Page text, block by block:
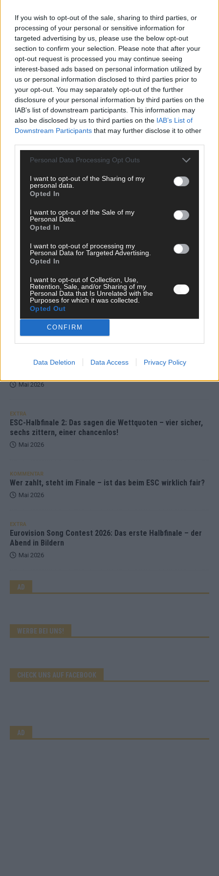
If you wish to opt-out of the sale, sharing to third parties, or
processing of your personal or sensitive information for
targeted advertising by us, please use the below opt-out
section to confirm your selection. Please note that after your
opt-out request is processed you may continue seeing
interest-based ads based on personal information utilized by
us or personal information disclosed to third parties prior to
your opt-out. You may separately opt-out of the further
disclosure of your personal information by third parties on the
IAB’s list of downstream participants. This information may
also be disclosed by us to third parties on the IAB’s List of
Downstream Participants that may further disclose it to other
Personal Data Processing Opt Outs
I want to opt-out of the Sharing of my
personal data.
Opted In
I want to opt-out of the Sale of my
Personal Data.
Opted In
I want to opt-out of processing my
Personal Data for Targeted Advertising.
Opted In
I want to opt-out of Collection, Use,
Retention, Sale, and/or Sharing of my
Personal Data that Is Unrelated with the
Purposes for which it was collected.
Opted Out
CONFIRM
Data Deletion Data Access Privacy Policy
brandheiße Nachrichten, coole Tipps, spannende Hintergründe
oder crazy Trends – wir checken alles für euch, filtern das
Wichtigste raus und bringen’s auf den Punkt.
TOP STORIES
Monaco, Sallys Café, Westernbrauerei – der
Europa-Park 2026 macht vieles neu
EXTRA
Juni 2026
unser Kommentar zum ESC 2026
KOMMENTAR
Mai 2026
KOMMENTAR
ESC-Finale morgen: Finnland Favorit, Australien
aufgestiegen – alle 25 Acts im Kurzcheck
JJ hat den Abend gerettet – der Rest des ESC-Halbfinales
Mai 2026
EXTRA
ESC-Halbfinale 2: Das sagen die Wettquoten – vier sicher,
sechs zittern, einer chancenlos!
Mai 2026
KOMMENTAR
Wer zahlt, steht im Finale – ist das beim ESC wirklich fair?
Mai 2026
EXTRA
Eurovision Song Contest 2026: Das erste Halbfinale – der
Abend in Bildern
Mai 2026
AD
WERBE BEI UNS!
CHECK UNS AUF FACEBOOK
AD